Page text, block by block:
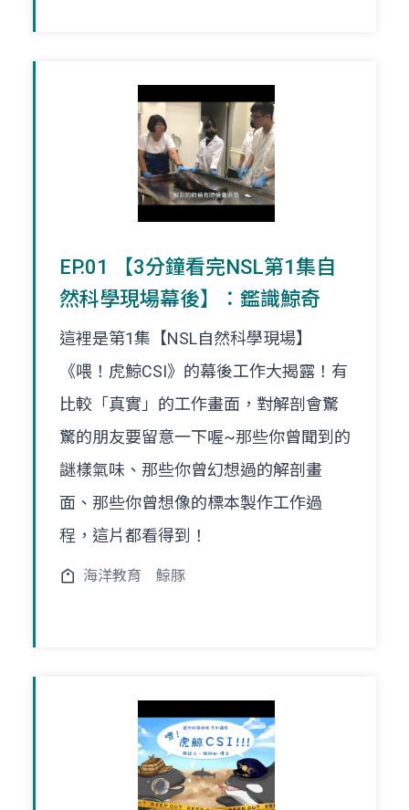
EP.01 【3分鐘看完NSL第1集自
然科學現場幕後】：鑑識鯨奇
這裡是第1集【NSL自然科學現場】
《喂！虎鯨CSI》的幕後工作大揭露！有
比較「真實」的工作畫面，對解剖會驚
驚的朋友要留意一下喔~那些你曾聞到的
謎樣氣味、那些你曾幻想過的解剖畫
面、那些你曾想像的標本製作工作過
程，這片都看得到！
海洋教育 鯨豚